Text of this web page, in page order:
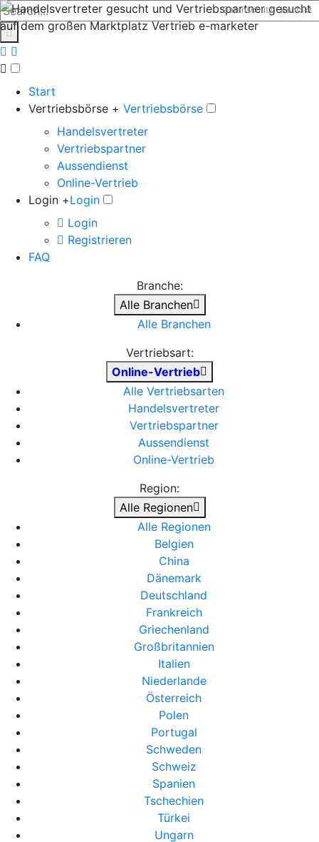
Datenschutz Kontakt
Start
Vertriebsbörse + Vertriebsbörse
Handelsvertreter
Vertriebspartner
Aussendienst
Online-Vertrieb
Login +Login
Login
Registrieren
FAQ
Branche:
Alle Branchen
Alle Branchen
Vertriebsart:
Online-Vertrieb
Alle Vertriebsarten
Handelsvertreter
Vertriebspartner
Aussendienst
Online-Vertrieb
Region:
Alle Regionen
Alle Regionen
Belgien
China
Dänemark
Deutschland
Frankreich
Griechenland
Großbritannien
Italien
Niederlande
Österreich
Polen
Portugal
Schweden
Schweiz
Spanien
Tschechien
Türkei
Ungarn